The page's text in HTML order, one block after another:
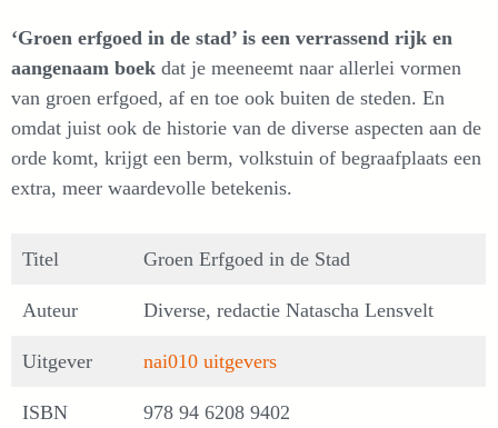
‘Groen erfgoed in de stad’ is een verrassend rijk en
aangenaam boek dat je meeneemt naar allerlei vormen
van groen erfgoed, af en toe ook buiten de steden. En
omdat juist ook de historie van de diverse aspecten aan de
orde komt, krijgt een berm, volkstuin of begraafplaats een
extra, meer waardevolle betekenis.
Titel Groen Erfgoed in de Stad
Auteur Diverse, redactie Natascha Lensvelt
Uitgever nai010 uitgevers
ISBN 978 94 6208 9402